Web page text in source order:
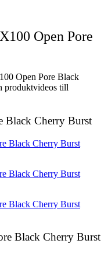
Open Pore
Open Pore Black
produktvideos till
Black Cherry Burst
Black Cherry Burst